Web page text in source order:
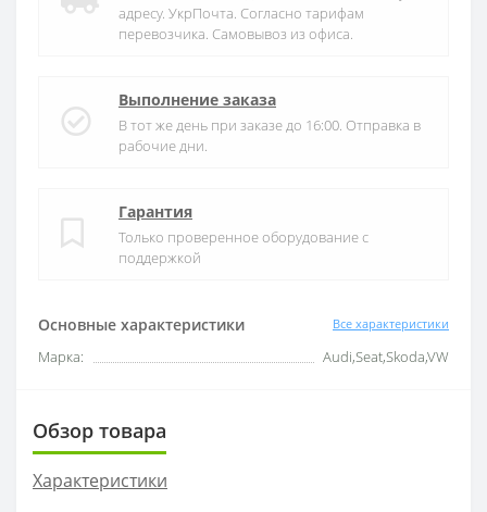
Основные характеристики Все характеристики
Марка: Audi,Seat,Skoda,VW
адресу. УкрПочта. Согласно тарифам
перевозчика. Самовывоз из офиса.
Выполнение заказа
В тот же день при заказе до 16:00. Отправка в
рабочие дни.
Гарантия
Только проверенное оборудование с
поддержкой
Обзор товара
Характеристики